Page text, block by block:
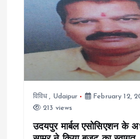
विविध, Udaipur
February 12,
213 views
उदयपुर मार्बल एसोसिएशन के